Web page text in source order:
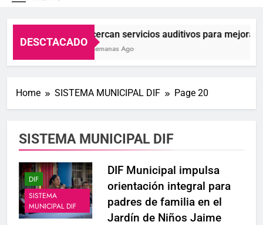
DESCTACADO
Acercan servicios auditivos para mejorar
2 Semanas Ago
Home SISTEMA MUNICIPAL DIF Page 20
SISTEMA MUNICIPAL DIF
DIF
SISTEMA
MUNICIPAL DIF
DIF Municipal impulsa
orientación integral para
padres de familia en el
Jardín de Niños Jaime